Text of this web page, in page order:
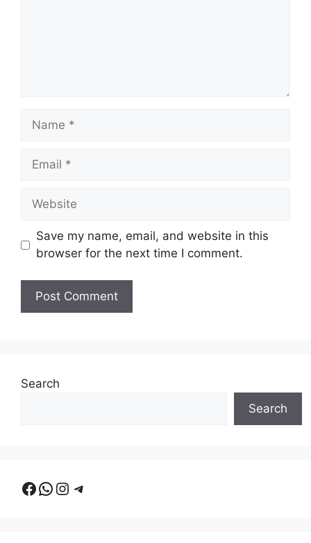
Name
Email
Website
Save my name, email, and website in this
browser for the next time I comment.
Search
Search
Facebook
WhatsApp
Instagram
Telegram